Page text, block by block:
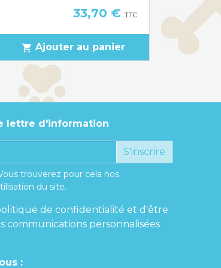
Prix
33,70 € TTC
shopping_cart Ajouter au panier
lettre d'information
S'inscrire
trouverez pour cela nos
du site.
de confidentialité et d'être
communications personnalisées
: